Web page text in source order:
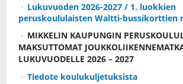
Lukuvuoden 2026-2027 / 1. luokkien
peruskoululaisten Waltti-bussikorttien
MIKKELIN KAUPUNGIN
MAKSUTTOMAT
LUKUVUODELLE 2026 – 2027
Tiedote koulukuljetuksista